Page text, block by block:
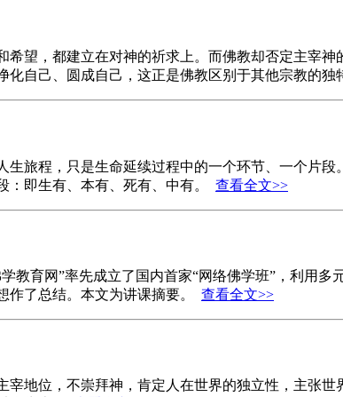
望，都建立在对神的祈求上。而佛教却否定主宰
化自己、圆成自己，这正是佛教区别于其他宗教的独
生旅程，只是生命延续过程中的一个环节、一个片
：即生有、本有、死有、中有。 查看全文>>
教育网”率先成立了国内首家“网络佛学班”，利用
作了总结。本文为讲课摘要。 查看全文>>
地位，不崇拜神，肯定人在世界的独立性，主张